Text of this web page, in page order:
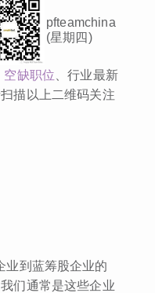
pfteamchina
(星期四)
空缺职位 、行业最新
描以上二维码关注
业到蓝筹股企业的
们通常是这些企业